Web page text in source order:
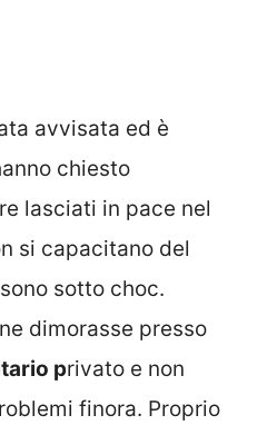
avvisata ed è
chiesto
lasciati in pace nel
si capacitano del
sotto choc.
dimorasse presso
privato e non
finora. Proprio